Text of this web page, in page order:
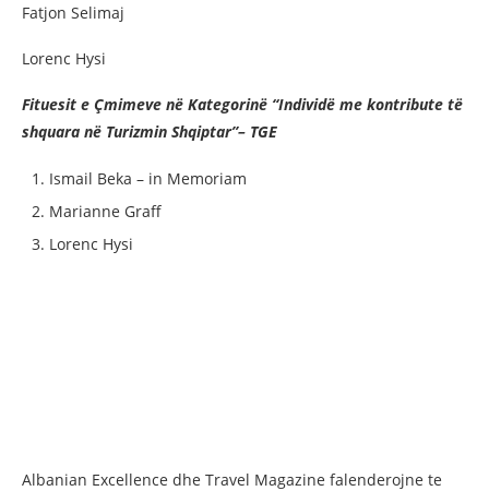
Fatjon Selimaj
Lorenc Hysi
Fituesit e Çmimeve në Kategorinë “Individë me kontribute të
shquara në Turizmin Shqiptar”– TGE
Ismail Beka – in Memoriam
Marianne Graff
Lorenc Hysi
Albanian Excellence dhe Travel Magazine falenderojne te